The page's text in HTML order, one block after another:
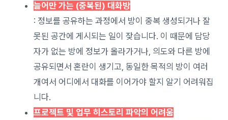
늘어만 가는 (중복된) 대화방
: 정보를 공유하는 과정에서 방이 중복 생성되거나 잘
못된 공간에 게시되는 일이 잦습니다. 이 때문에 담당
자가 없는 방에 정보가 올라가거나, 의도와 다른 방에
공유되면서 혼란이 생기고, 동일한 목적의 방이 여러
개여서 어디에서 대화를 이어가야 할지 알기 어려워집
니다.
프로젝트 및 업무 히스토리 파악의 어려움